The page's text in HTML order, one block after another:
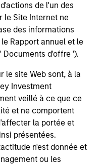
de l'un des
le Site Internet ne
des informations
Rapport annuel et le
d'offre ').
le site Web sont, à la
Investment
veillé à ce que ce
et ne comportent
la portée et
présentées.
n'est donnée et
ou les
investing on a
broader universe of
ensure
expertise of Morgan
and credit teams,
and asset class
These global